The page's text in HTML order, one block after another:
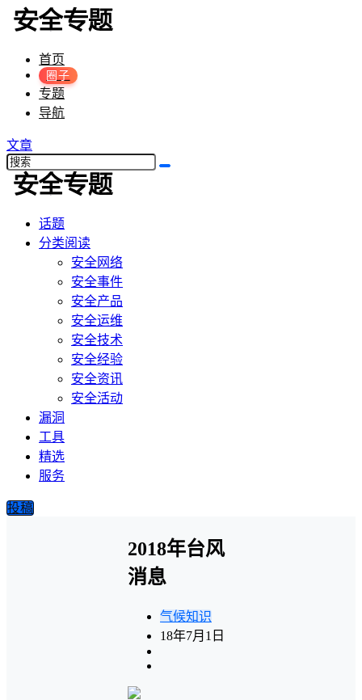
首页
圈子
专题
导航
文章
话题
分类阅读
安全网络
安全事件
安全产品
安全运维
安全技术
安全经验
安全资讯
安全活动
漏洞
工具
精选
服务
投稿
2018年台风
消息
气候知识
18年7月1日